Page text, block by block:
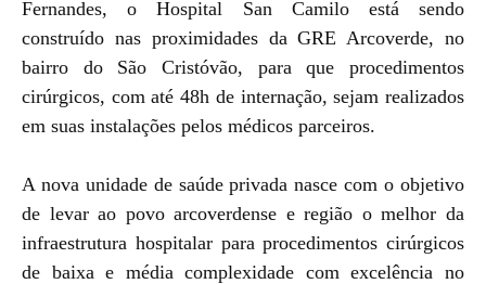
Fernandes, o Hospital San Camilo está sendo
construído nas proximidades da GRE Arcoverde, no
bairro do São Cristóvão, para que procedimentos
cirúrgicos, com até 48h de internação, sejam realizados
em suas instalações pelos médicos parceiros.
A nova unidade de saúde privada nasce com o objetivo
de levar ao povo arcoverdense e região o melhor da
infraestrutura hospitalar para procedimentos cirúrgicos
de baixa e média complexidade com excelência no